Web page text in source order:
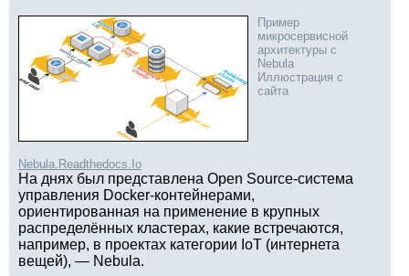
Пример
микросервисной
архитектуры с
Nebula
Иллюстрация с
сайта
Nebula.Readthedocs.Io
На днях был представлена Open Source-система
управления Docker-контейнерами,
ориентированная на применение в крупных
распределённых кластерах, какие встречаются,
например, в проектах категории IoT (интернета
вещей), — Nebula.